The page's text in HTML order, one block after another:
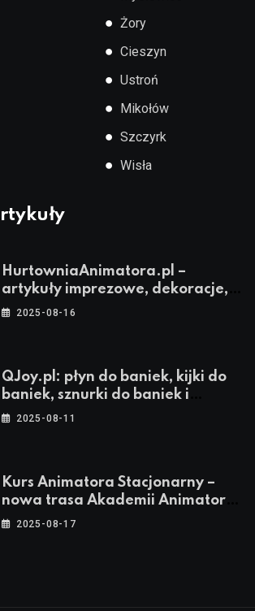
● Żory
● Cieszyn
● Ustroń
● Mikołów
● Szczyrk
● Wisła
HurtowniaAnimatora.pl –
artykuły imprezowe, dekoracje,
stroje i akcesoria dla animatorów
2025-08-16
QJoy.pl: płyn do baniek, kijki do
baniek, sznurki do baniek i
zestawy do baniek
2025-08-11
Kurs Animatora Stacjonarny –
nowa trasa Akademii Animatora
– jesień 2025
2025-08-17